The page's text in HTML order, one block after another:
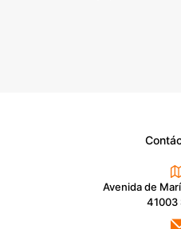
Avenida de
41003